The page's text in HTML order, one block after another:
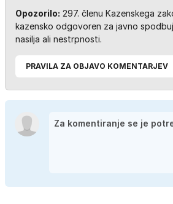
Opozorilo: 297. členu Kazenskega
kazensko odgovoren za javno
nasilja ali nestrpnosti.
PRAVILA ZA OBJAVO KOMENTARJEV